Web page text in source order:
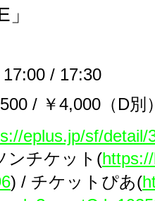
」
17:00 / 17:30
500 / ￥4,000 （D別
eplus.jp/sf/detail/
ンチケット(
) / チケットぴあ(